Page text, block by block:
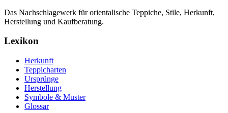
Das Nachschlagewerk für orientalische Teppiche, Stile, Herkunft,
Herstellung und Kaufberatung.
Lexikon
Herkunft
Teppicharten
Ursprünge
Herstellung
Symbole & Muster
Glossar